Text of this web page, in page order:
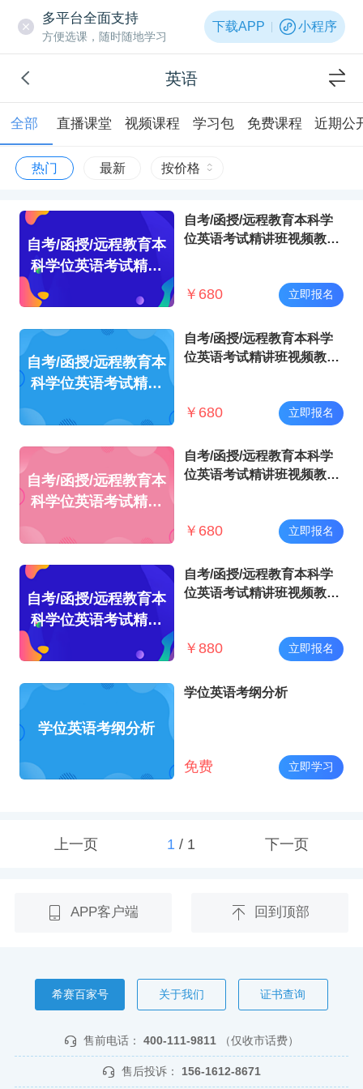
多平台全面支持
方便选课，随时随地学习
下载APP 小程序
英语
全部 直播课堂 视频课程 学习包 免费课程 近期公
热门 最新 按价格
自考/函授/远程教育本
科学位英语考试精讲
版）
自考/函授/远程教育本科学
位英语考试精讲班视频教程
￥ 680 立即报名
自考/函授/远程教育本
科学位英语考试精讲
版）
自考/函授/远程教育本科学
位英语考试精讲班视频教程
￥ 680 立即报名
自考/函授/远程教育本
科学位英语考试精讲
纲）
自考/函授/远程教育本科学
位英语考试精讲班视频教程
￥ 680 立即报名
自考/函授/远程教育本
科学位英语考试精讲
版）
自考/函授/远程教育本科学
位英语考试精讲班视频教程
￥ 880 立即报名
学位英语考纲分析
学位英语考纲分析
免费 立即学习
上一页 1/ 1 下一页
APP客户端 回到顶部
希赛百家号 关于我们 证书查询
售前电话： 400-111-9811 （仅收市话费）
售后投诉： 156-1612-8671